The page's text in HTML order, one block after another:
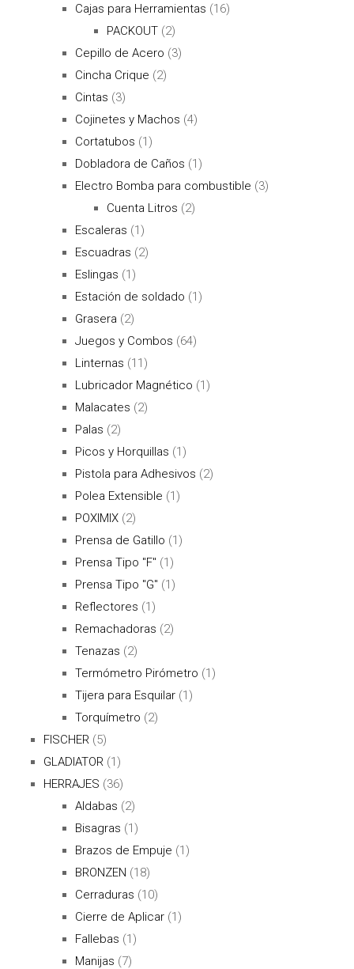
Cajas para Herramientas (16)
PACKOUT (2)
Cepillo de Acero (3)
Cincha Crique (2)
Cintas (3)
Cojinetes y Machos (4)
Cortatubos (1)
Dobladora de Caños (1)
Electro Bomba para combustible (3)
Cuenta Litros (2)
Escaleras (1)
Escuadras (2)
Eslingas (1)
Estación de soldado (1)
Grasera (2)
Juegos y Combos (64)
Linternas (11)
Lubricador Magnético (1)
Malacates (2)
Palas (2)
Picos y Horquillas (1)
Pistola para Adhesivos (2)
Polea Extensible (1)
POXIMIX (2)
Prensa de Gatillo (1)
Prensa Tipo "F" (1)
Prensa Tipo "G" (1)
Reflectores (1)
Remachadoras (2)
Tenazas (2)
Termómetro Pirómetro (1)
Tijera para Esquilar (1)
Torquímetro (2)
FISCHER (5)
GLADIATOR (1)
HERRAJES (36)
Aldabas (2)
Bisagras (1)
Brazos de Empuje (1)
BRONZEN (18)
Cerraduras (10)
Cierre de Aplicar (1)
Fallebas (1)
Manijas (7)